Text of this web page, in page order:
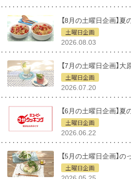
【8月の土曜日企画】
土曜日企画
2026.08.03
【7月の土曜日企画】
土曜日企画
2026.07.20
【6月の土曜日企画】
土曜日企画
2026.06.22
【5月の土曜日企画】
土曜日企画